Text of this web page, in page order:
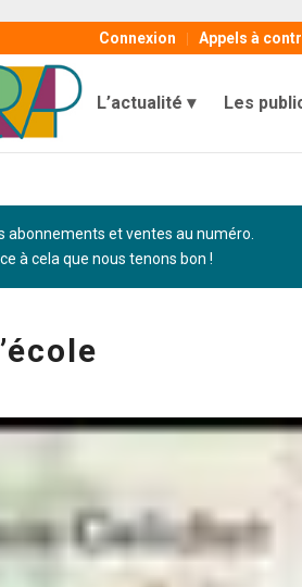
Connexion Appels à
L’actualité Les
abonnements et ventes au numéro.
à cela que nous tenons bon !